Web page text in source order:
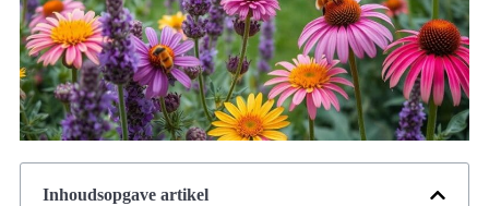
Inhoudsopgave artikel